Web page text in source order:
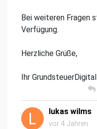
Bei weiteren Fragen
Verfügung.
Herzliche Grüße,
Ihr
lukas wilms
vor 4 Jahren